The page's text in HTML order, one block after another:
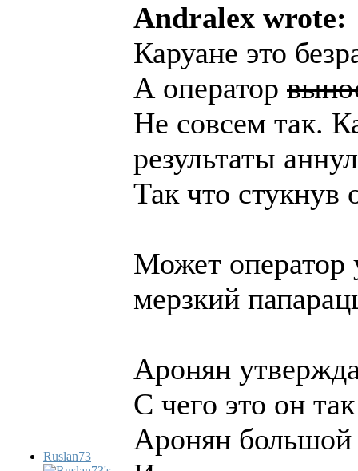
Ruslan73
Andralex wrote:
Каруане это
А оператор
Не совсем так.
результаты
Так что стукнув
Может оператор
мерзкий
Аронян
С чего это он
Аронян большой